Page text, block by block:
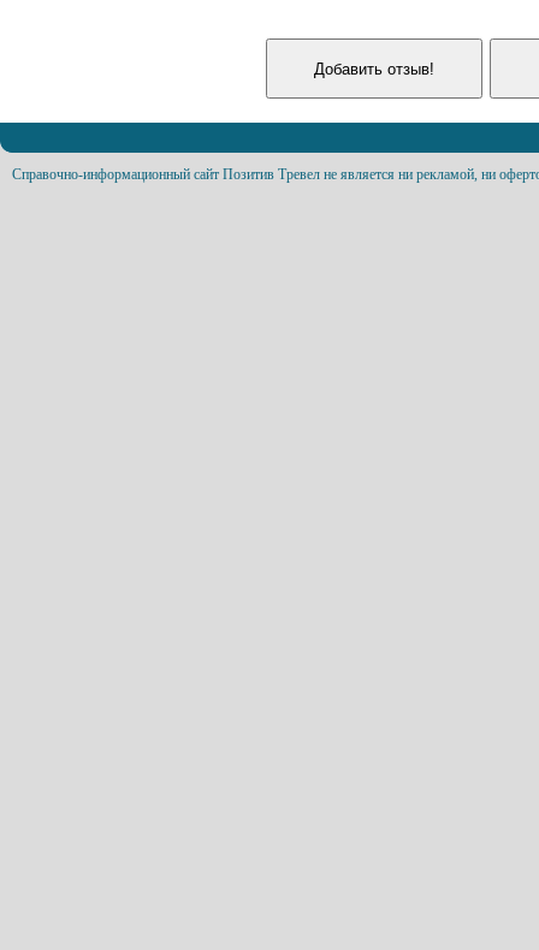
Справочно-информационный сайт Позитив Тревел не является ни рекламой, ни